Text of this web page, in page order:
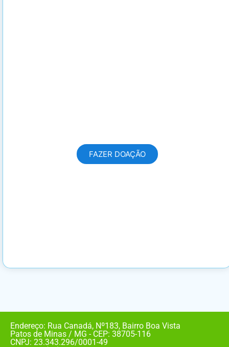
FAZER DOAÇÃO
Endereço: Rua Canadá, Nº183, Bairro Boa Vista
Patos de Minas / MG - CEP: 38705-116
CNPJ: 23.343.296/0001-49